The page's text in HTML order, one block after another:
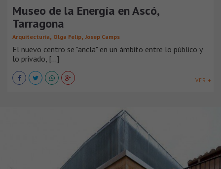
Museo de la Energía en Ascó,
Tarragona
Arquitecturia, Olga Felip, Josep Camps
El nuevo centro se "ancla" en un ámbito entre lo público y
lo privado, [...]
VER +